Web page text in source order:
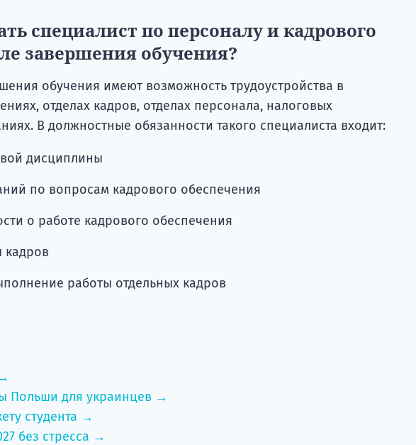
специалист по персоналу и кадрового
завершения обучения?
обучения имеют возможность трудоустройства в
отделах кадров, отделах персонала, налоговых
В должностные обязанности такого специалиста входит:
дисциплины
по вопросам кадрового обеспечения
о работе кадрового обеспечения
кадров
работы отдельных кадров
Польши для украинцев →
студента →
без стресса →